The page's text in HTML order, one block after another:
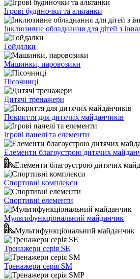
Ігрові будиночки та альтанки
Інклюзивне обладнання для дітей з
Гойдалки
Машинки, паровозики
Пісочниці
Дитячі тренажери
Покриття для дитячих майданчиків
Ігрові панелі та елементи
Елементи благоустрою дитячих
Елементи благоустрою дитячих
Спортивні комплекси
Спортивні елементи
Мультифункціональний майданчик
Мультифункціональний майданчик
Тренажери серія SE
Тренажери серія SM